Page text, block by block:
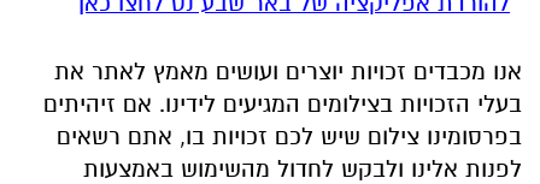
אנו מכבדים זכויות יוצרים ועושים מאמץ לאתר את
בעלי הזכויות בצילומים המגיעים לידינו. אם זיהיתים
בפרסומינו צילום שיש לכם זכויות בו, אתם רשאים
לפנות אלינו ולבקש לחדול מהשימוש באמצעות